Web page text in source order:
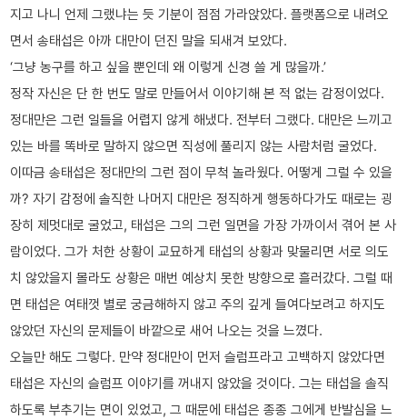
지고 나니 언제 그랬냐는 듯 기분이 점점 가라앉았다. 플랫폼으로 내려오
면서 송태섭은 아까 대만이 던진 말을 되새겨 보았다.
‘그냥 농구를 하고 싶을 뿐인데 왜 이렇게 신경 쓸 게 많을까.’
정작 자신은 단 한 번도 말로 만들어서 이야기해 본 적 없는 감정이었다.
정대만은 그런 일들을 어렵지 않게 해냈다. 전부터 그랬다. 대만은 느끼고
있는 바를 똑바로 말하지 않으면 직성에 풀리지 않는 사람처럼 굴었다.
이따금 송태섭은 정대만의 그런 점이 무척 놀라웠다. 어떻게 그럴 수 있을
까? 자기 감정에 솔직한 나머지 대만은 정직하게 행동하다가도 때로는 굉
장히 제멋대로 굴었고, 태섭은 그의 그런 일면을 가장 가까이서 겪어 본 사
람이었다. 그가 처한 상황이 교묘하게 태섭의 상황과 맞물리면 서로 의도
치 않았을지 몰라도 상황은 매번 예상치 못한 방향으로 흘러갔다. 그럴 때
면 태섭은 여태껏 별로 궁금해하지 않고 주의 깊게 들여다보려고 하지도
않았던 자신의 문제들이 바깥으로 새어 나오는 것을 느꼈다.
오늘만 해도 그렇다. 만약 정대만이 먼저 슬럼프라고 고백하지 않았다면
태섭은 자신의 슬럼프 이야기를 꺼내지 않았을 것이다. 그는 태섭을 솔직
하도록 부추기는 면이 있었고, 그 때문에 태섭은 종종 그에게 반발심을 느